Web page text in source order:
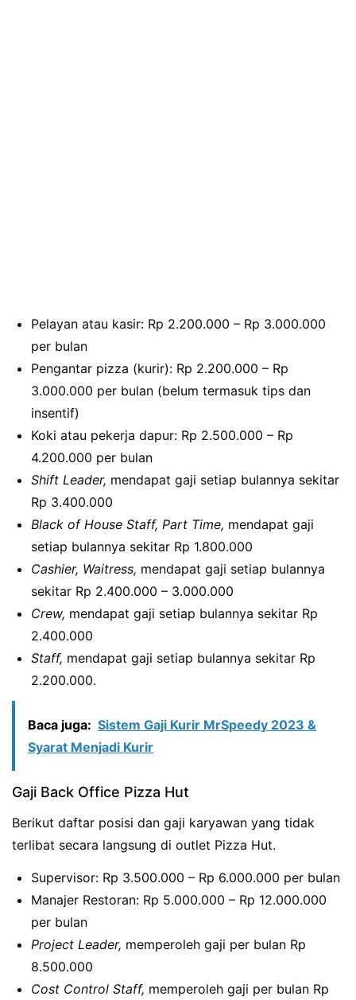
Pelayan atau kasir: Rp 2.200.000 – Rp 3.000.000
per bulan
Pengantar pizza (kurir): Rp 2.200.000 – Rp
3.000.000 per bulan (belum termasuk tips dan
insentif)
Koki atau pekerja dapur: Rp 2.500.000 – Rp
4.200.000 per bulan
Shift Leader, mendapat gaji setiap bulannya sekitar
Rp 3.400.000
Black of House Staff, Part Time, mendapat gaji
setiap bulannya sekitar Rp 1.800.000
Cashier, Waitress, mendapat gaji setiap bulannya
sekitar Rp 2.400.000 – 3.000.000
Crew, mendapat gaji setiap bulannya sekitar Rp
2.400.000
Staff, mendapat gaji setiap bulannya sekitar Rp
2.200.000.
Baca juga: Sistem Gaji Kurir MrSpeedy 2023 &
Syarat Menjadi Kurir
Gaji Back Office Pizza Hut
Berikut daftar posisi dan gaji karyawan yang tidak
terlibat secara langsung di outlet Pizza Hut.
Supervisor: Rp 3.500.000 – Rp 6.000.000 per bulan
Manajer Restoran: Rp 5.000.000 – Rp 12.000.000
per bulan
Project Leader, memperoleh gaji per bulan Rp
8.500.000
Cost Control Staff, memperoleh gaji per bulan Rp